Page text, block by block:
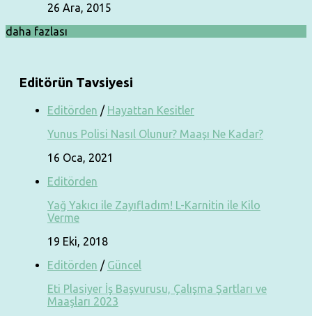
26 Ara, 2015
daha fazlası
Editörün Tavsiyesi
Editörden / Hayattan Kesitler
Yunus Polisi Nasıl Olunur? Maaşı Ne Kadar?
16 Oca, 2021
Editörden
Yağ Yakıcı ile Zayıfladım! L-Karnitin ile Kilo
Verme
19 Eki, 2018
Editörden / Güncel
Eti Plasiyer İş Başvurusu, Çalışma Şartları ve
Maaşları 2023